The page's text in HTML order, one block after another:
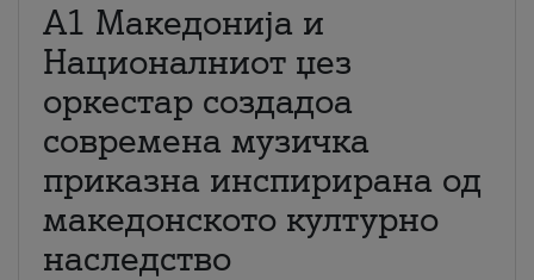
А1 Македонија и
Националниот џез
оркестар создадоа
современа музичка
приказна инспирирана од
македонското културно
наследство